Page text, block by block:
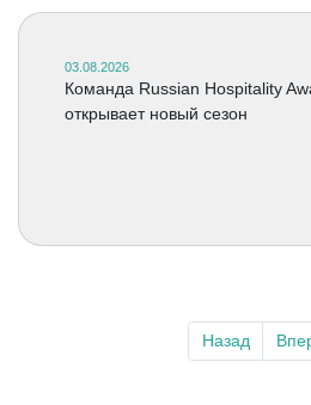
03.08.2026
Команда Russian Hospitality
открывает новый сезон
Назад